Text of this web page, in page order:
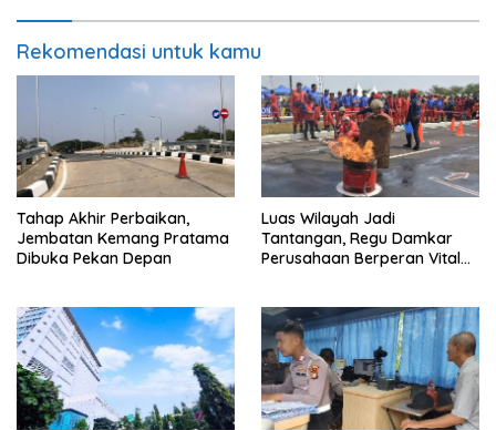
Rekomendasi untuk kamu
Tahap Akhir Perbaikan,
Jembatan Kemang Pratama
Dibuka Pekan Depan
Luas Wilayah Jadi
Tantangan, Regu Damkar
Perusahaan Berperan Vital